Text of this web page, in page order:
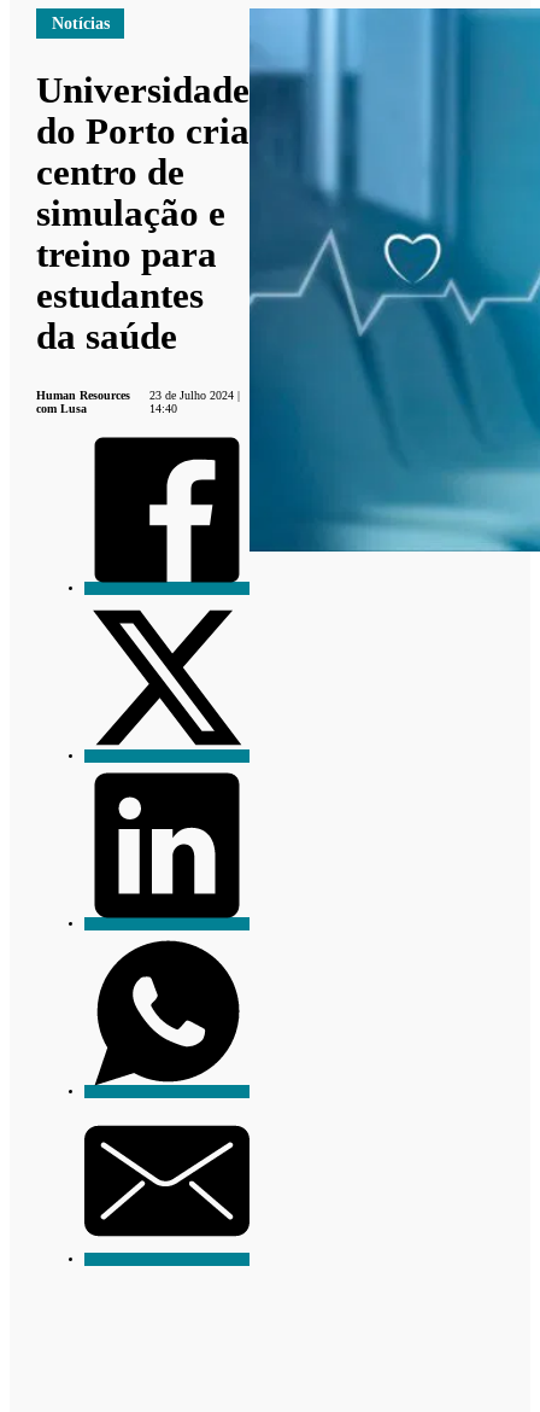
Notícias
Universidade
do Porto cria
centro de
simulação e
treino para
estudantes
da saúde
Human Resources
com Lusa
23 de Julho 2024 |
14:40